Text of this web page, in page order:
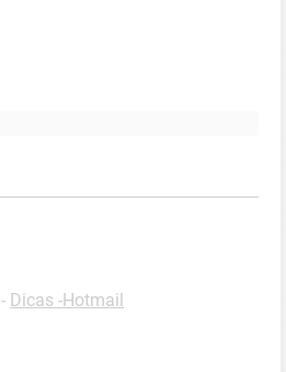
- Dicas -Hotmail